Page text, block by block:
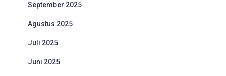
September 2025
Agustus 2025
Juli 2025
Juni 2025